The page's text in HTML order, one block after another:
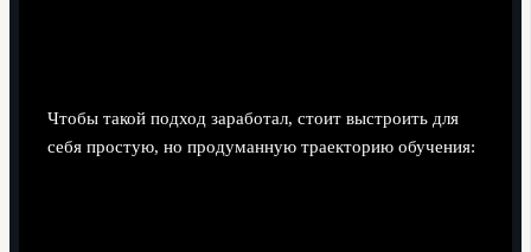
Чтобы такой подход заработал, стоит выстроить для
себя простую, но продуманную траекторию обучения: